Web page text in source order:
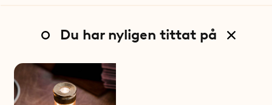
Du har nyligen tittat på